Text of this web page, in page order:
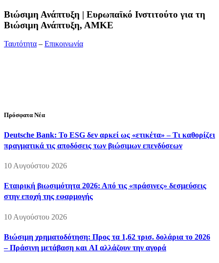
Bιώσιμη Ανάπτυξη | Ευρωπαϊκό Ινστιτούτο για τη
Βιώσιμη Ανάπτυξη, ΑΜΚΕ
Ταυτότητα – Επικοινωνία
Πρόσφατα Νέα
Deutsche Bank: Το ESG δεν αρκεί ως «ετικέτα» – Τι καθορίζει
πραγματικά τις αποδόσεις των βιώσιμων επενδύσεων
10 Αυγούστου 2026
Εταιρική βιωσιμότητα 2026: Από τις «πράσινες» δεσμεύσεις
στην εποχή της εφαρμογής
10 Αυγούστου 2026
Βιώσιμη χρηματοδότηση: Προς τα 1,62 τρισ. δολάρια το 2026
– Πράσινη μετάβαση και AI αλλάζουν την αγορά